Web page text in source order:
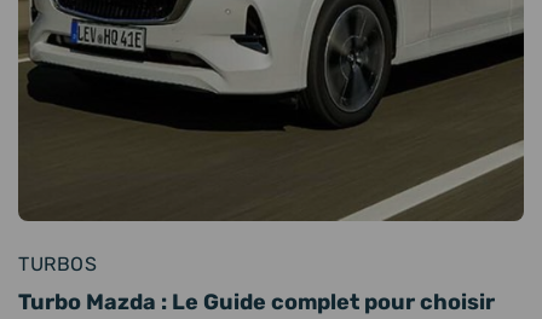
TURBOS
Turbo Mazda : Le Guide complet pour choisir